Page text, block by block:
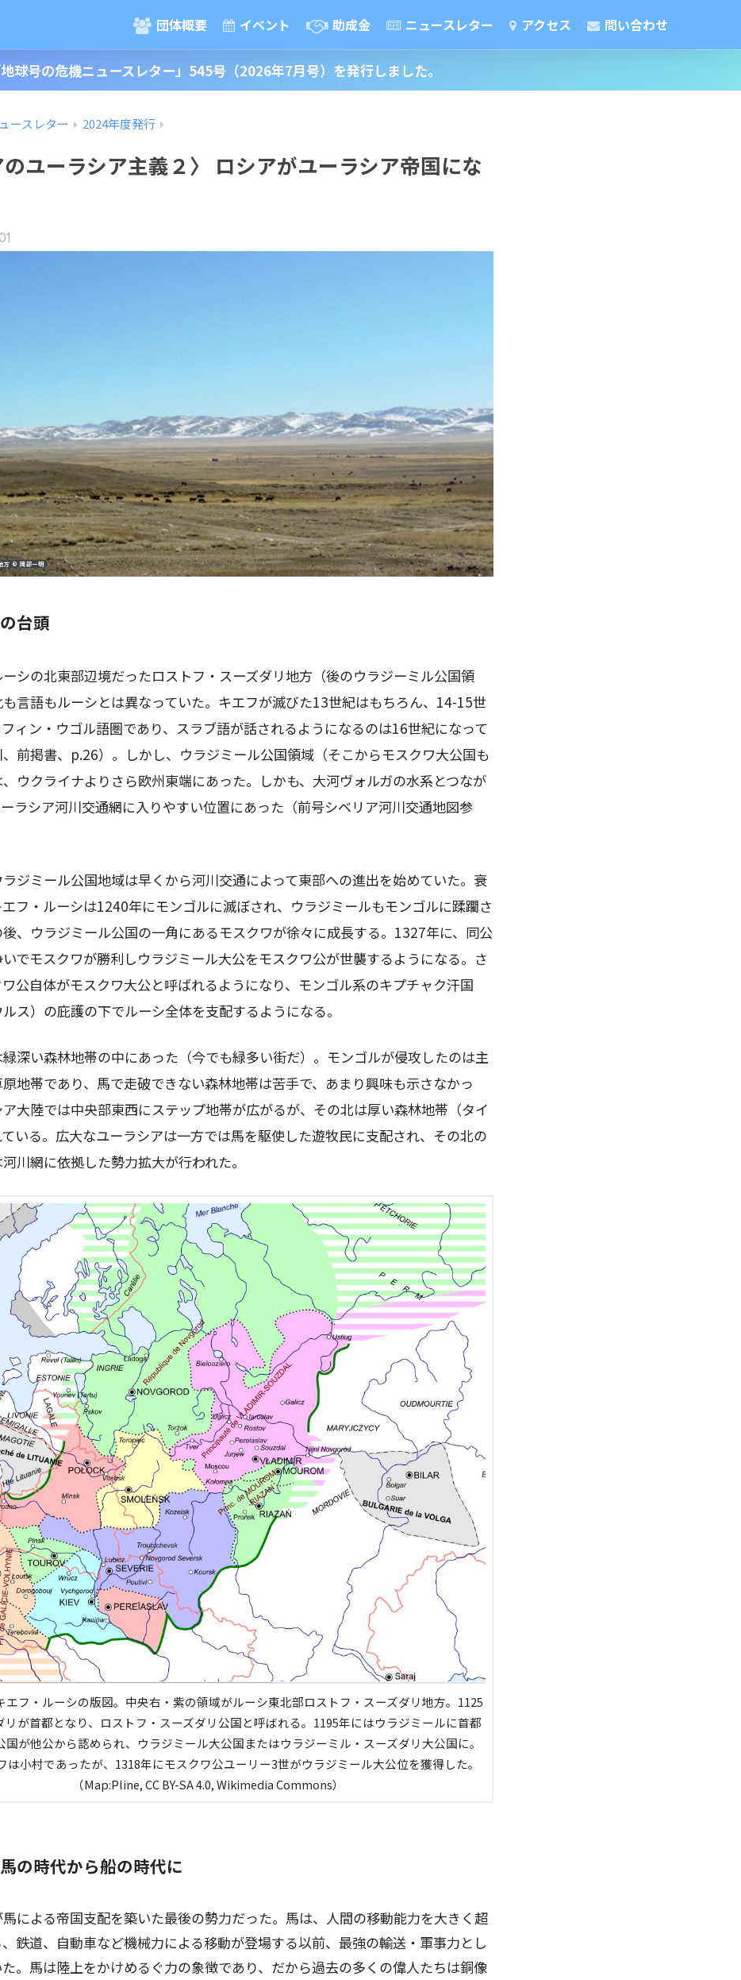
団体概要 イベント 助成金 ニュースレター アクセス 問い合わせ
球号の危機ニュースレター」545号（2026年7月号）を発行しました。
ースレター 2024年度発行
のユーラシア主義２〉 ロシアがユーラシア帝国にな
方 © 岡部一明
台頭
シの北東部辺境だったロストフ・スーズダリ地方（後のウラジーミル公国領
言語もルーシとは異なっていた。キエフが滅びた13世紀はもちろん、 14-15世
ィン・ウゴル語圏であり、スラブ語が話されるようになるのは16世紀になって
前掲書、 p.26）。しかし、ウラジミール公国領域（そこからモスクワ大公国も
ウクライナよりさら欧州東端にあった。しかも、大河ヴォルガの水系とつなが
ラシア河川交通網に入りやすい位置にあった（前号シベリア河川交通地図参
ジミール公国地域は早くから河川交通によって東部への進出を始めていた。衰
フ・ルーシは1240年にモンゴルに滅ぼされ、ウラジミールもモンゴルに蹂躙さ
、ウラジミール公国の一角にあるモスクワが徐々に成長する。 1327年に、同公
でモスクワが勝利しウラジミール大公をモスクワ公が世襲するようになる。さ
公自体がモスクワ大公と呼ばれるようになり、モンゴル系のキプチャク汗国
ルス）の庇護の下でルーシ全体を支配するようになる。
深い森林地帯の中にあった（今でも緑多い街だ）。モンゴルが侵攻したのは主
地帯であり、馬で走破できない森林地帯は苦手で、あまり興味も示さなかっ
大陸では中央部東西にステップ地帯が広がるが、その北は厚い森林地帯（タイ
いる。広大なユーラシアは一方では馬を駆使した遊牧民に支配され、その北の
川網に依拠した勢力拡大が行われた。
エフ・ルーシの版図。中央右・紫の領域がルーシ東北部ロストフ・スーズダリ地方。1125
リが首都となり、ロストフ・スーズダリ公国と呼ばれる。1195年にはウラジミールに首都
国が他公から認められ、ウラジミール大公国またはウラジーミル・スーズダリ大公国に。
は小村であったが、1318年にモスクワ公ユーリー3世がウラジミール大公位を獲得した。
（Map:Pline, CC BY-SA 4.0, Wikimedia Commons）
の時代から船の時代に
による帝国支配を築いた最後の勢力だった。馬は、人間の移動能力を大きく超
鉄道、自動車など機械力による移動が登場する以前、最強の輸送・軍事力とし
。馬は陸上をかけめるぐ力の象徴であり、だから過去の多くの偉人たちは銅像